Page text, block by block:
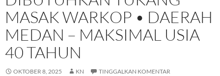
MASAK WARKOP • DAERAH
MEDAN – MAKSIMAL USIA
40 TAHUN
OKTOBER 8, 2025 KN TINGGALKAN KOMENTAR